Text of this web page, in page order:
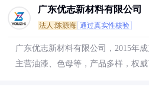
广东优志新材料有限公司
法人:陈源海 通过真实性核验
广东优志新材料有限公司，2015年
主营油漆、色母等，产品多样，权威